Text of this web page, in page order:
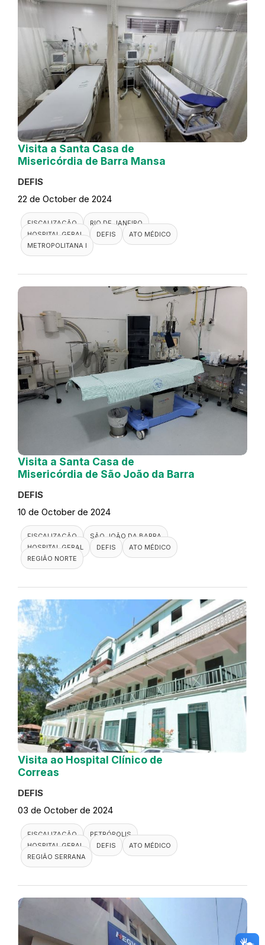
Visita a Santa Casa de
Misericórdia de Barra Mansa
DEFIS
22 de October de 2024
FISCALIZAÇÃO
RIO DE JANEIRO
HOSPITAL GERAL
DEFIS
ATO MÉDICO
METROPOLITANA I
Visita a Santa Casa de
Misericórdia de São João da Barra
DEFIS
10 de October de 2024
FISCALIZAÇÃO
SÃO JOÃO DA BARRA
HOSPITAL GERAL
DEFIS
ATO MÉDICO
REGIÃO NORTE
Visita ao Hospital Clínico de
Correas
DEFIS
03 de October de 2024
FISCALIZAÇÃO
PETRÓPOLIS
HOSPITAL GERAL
DEFIS
ATO MÉDICO
REGIÃO SERRANA